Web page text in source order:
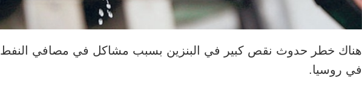
هناك خطر حدوث نقص كبير في البنزين بسبب مشاكل في مصافي النفط
في روسيا.